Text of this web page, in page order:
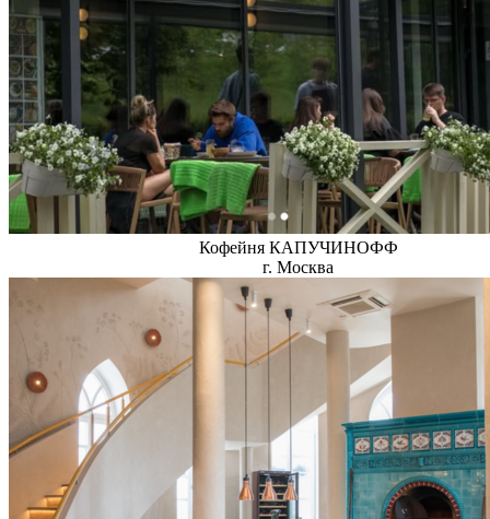
Кофейня КАПУЧИНОФФ
г. Москва